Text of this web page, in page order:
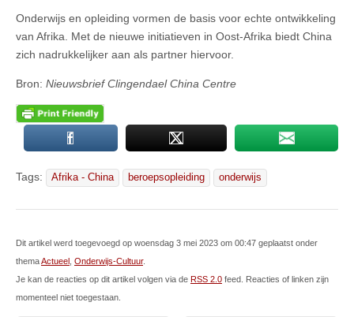
Onderwijs en opleiding vormen de basis voor echte ontwikkeling
van Afrika. Met de nieuwe initiatieven in Oost-Afrika biedt China
zich nadrukkelijker aan als partner hiervoor.
Bron: Nieuwsbrief Clingendael China Centre
Tags: Afrika - China beroepsopleiding onderwijs
Dit artikel werd toegevoegd op woensdag 3 mei 2023 om 00:47 geplaatst onder
themaActueel Onderwijs-Cultuur.
Je kan de reacties op dit artikel volgen via de RSS 2.0 feed. Reacties of linken zijn
momenteel niet toegestaan.